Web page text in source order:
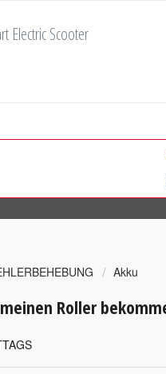
Electric Scooter
Akku
Roller